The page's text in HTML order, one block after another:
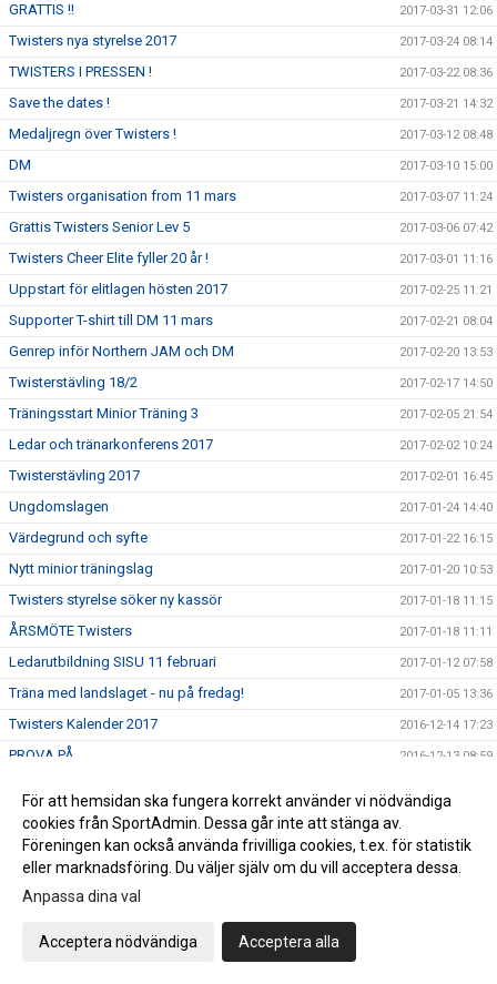
GRATTIS !! 2017-03-31 12:06
Twisters nya styrelse 2017 2017-03-24 08:14
TWISTERS I PRESSEN ! 2017-03-22 08:36
Save the dates ! 2017-03-21 14:32
Medaljregn över Twisters ! 2017-03-12 08:48
DM 2017-03-10 15:00
Twisters organisation from 11 mars 2017-03-07 11:24
Grattis Twisters Senior Lev 5 2017-03-06 07:42
Twisters Cheer Elite fyller 20 år ! 2017-03-01 11:16
Uppstart för elitlagen hösten 2017 2017-02-25 11:21
Supporter T-shirt till DM 11 mars 2017-02-21 08:04
Genrep inför Northern JAM och DM 2017-02-20 13:53
Twisterstävling 18/2 2017-02-17 14:50
Träningsstart Minior Träning 3 2017-02-05 21:54
Ledar och tränarkonferens 2017 2017-02-02 10:24
Twisterstävling 2017 2017-02-01 16:45
Ungdomslagen 2017-01-24 14:40
Värdegrund och syfte 2017-01-22 16:15
Nytt minior träningslag 2017-01-20 10:53
Twisters styrelse söker ny kassör 2017-01-18 11:15
ÅRSMÖTE Twisters 2017-01-18 11:11
Ledarutbildning SISU 11 februari 2017-01-12 07:58
Träna med landslaget - nu på fredag! 2017-01-05 13:36
Twisters Kalender 2017 2016-12-14 17:23
PROVA PÅ ..... 2016-12-13 08:59
Hjälpledarutbildning
SAVE THE DATES ! 2016-12-08 11:48
JULUPPVISNINGEN 17 dec
Missa inte att få träna med Team Sweden 6 december !
Mental träning
För att hemsidan ska fungera korrekt använder vi nödvändiga
cookies från SportAdmin. Dessa går inte att stänga av.
Föreningen kan också använda frivilliga cookies, t.ex. för statistik
eller marknadsföring. Du väljer själv om du vill acceptera dessa.
Anpassa dina val
Acceptera nödvändiga Acceptera alla